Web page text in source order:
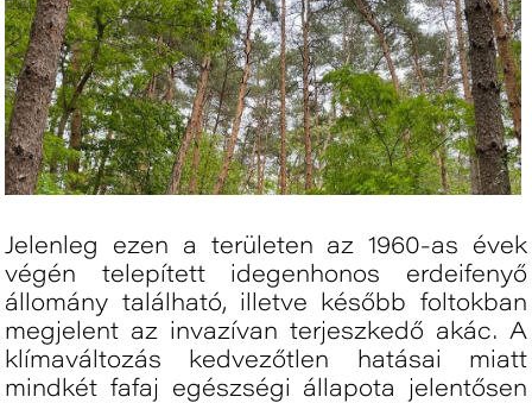
Jelenleg ezen a területen az 1960-as évek
végén telepített idegenhonos erdeifenyő
állomány található, illetve később foltokban
megjelent az invazívan terjeszkedő akác. A
klímaváltozás kedvezőtlen hatásai miatt
mindkét fafaj egészségi állapota jelentősen